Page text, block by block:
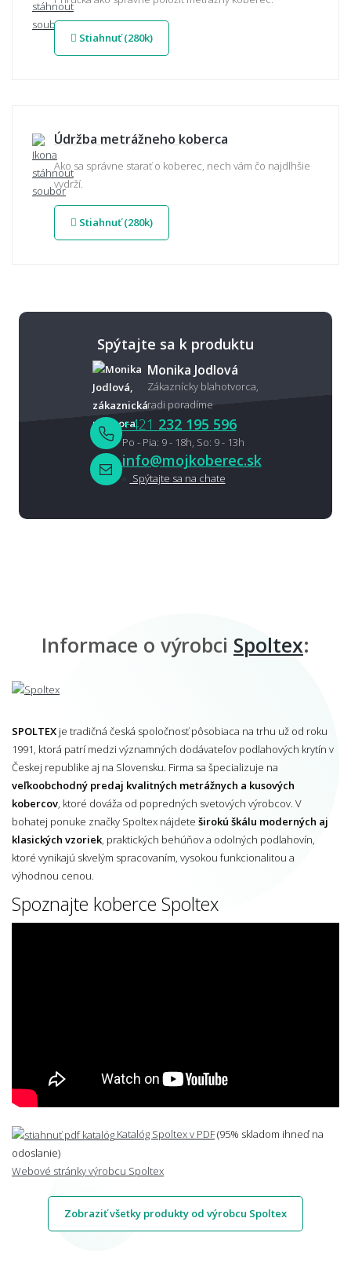
Stiahnuť (280k)
Údržba metrážneho koberca
Ako sa správne starať o koberec, nech vám čo najdlhšie
vydrží.
Stiahnuť (280k)
Spýtajte sa k produktu
Monika Jodlová
Zákaznícky blahotvorca,
radi poradíme
+421 232 195 596
Po - Pia: 9 - 18h, So: 9 - 13h
info@mojkoberec.sk
Spýtajte sa na chate
Informace o výrobci Spoltex:
SPOLTEX je tradičná česká spoločnosť pôsobiaca na trhu už od roku
1991, ktorá patrí medzi významných dodávateľov podlahových krytín v
Českej republike aj na Slovensku. Firma sa špecializuje na
veľkoobchodný predaj kvalitných metrážnych a kusových
kobercov, ktoré dováža od popredných svetových výrobcov. V
bohatej ponuke značky Spoltex nájdete širokú škálu moderných aj
klasických vzoriek, praktických behúňov a odolných podlahovín,
ktoré vynikajú skvelým spracovaním, vysokou funkcionalitou a
výhodnou cenou.
Spoznajte koberce Spoltex
Katalóg Spoltex v PDF(95% skladom ihneď na
odoslanie)
Webové stránky výrobcu Spoltex
Zobraziť všetky produkty od výrobcu Spoltex